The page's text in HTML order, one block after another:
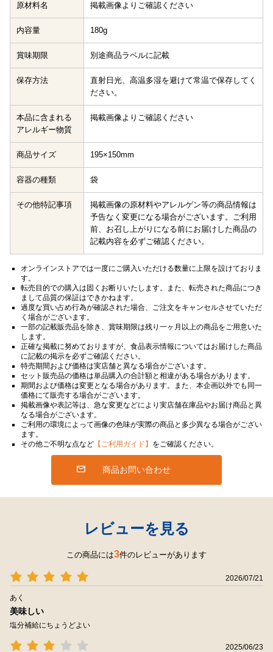
原材料名 掲載画像よりご確認ください
内容量 180g
賞味期限 別途商品ラベルに記載
保存方法
直射日光、高温多湿を避けて常温で保存してく
ださい。
本品に含まれる
アレルギー物質
掲載画像よりご確認ください
商品サイズ 195×150mm
容器の種類 袋
その他特記事項
掲載画像の原材料やアレルゲン等の商品情報は
予告なく変更になる場合がございます。ご利用
前、お召し上がりになる前にお届けした商品の
記載内容を必ずご確認ください。
オンラインストアでは一度にご購入いただける数量に上限を設けておりま
す。
転売目的での購入は固くお断りいたします。また、転売された商品につき
まして品質の保証はできかねます。
過度な買い占め行為が確認された場合、ご注文をキャンセルさせていただ
く場合がございます。
一部の記載販売品を除き、賞味期限は残り一ヶ月以上の商品をご用意いた
します。
正確な掲載に努めておりますが、食品表示情報についてはお届けした商品
に記載の掲示を必ずご確認ください。
特売期間および価格は実店舗と異なる場合がございます。
セット販売品の価格は単品購入の合計額と相違がある場合があります。
期間および価格は変更となる場合があります。また、本企画以外でも同一
価格にて販売する場合がございます。
掲載画像や表記等は、急な変更などにより実店舗在庫品やお届け商品と異
なる場合がございます。
ご利用の環境によって画像の色味が実際の商品と多少異なる場合がござい
ます。
その他ご不明な点など 【ご利用ガイド】 をご確認ください。
商品お問い合わせ
レビューを見る
この商品には3件のレビューがあります
2026/07/21
あく
美味しい
塩分補給にちょうどよい
2025/06/23